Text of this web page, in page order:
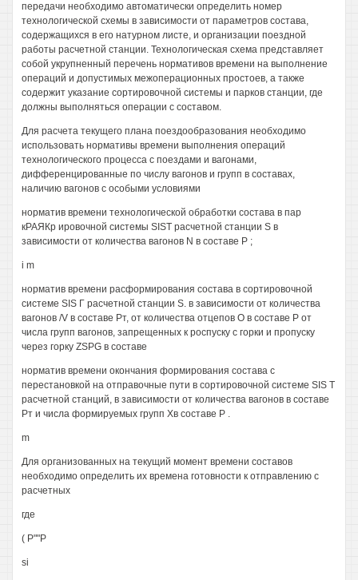
передачи необходимо автоматически определить номер
технологической схемы в зависимости от параметров состава,
содержащихся в его натурном листе, и организации поездной
работы расчетной станции. Технологическая схема представляет
собой укрупненный перечень нормативов времени на выполнение
операций и допустимых межоперационных простоев, а также
содержит указание сортировочной системы и парков станции, где
должны выполняться операции с составом.
Для расчета текущего плана поездообразования необходимо
использовать нормативы времени выполнения операций
технологического процесса с поездами и вагонами,
дифференцированные по числу вагонов и групп в составах,
наличию вагонов с особыми условиями
норматив времени технологической обработки состава в пар
кРАЯКр ировочной системы SIST расчетной станции S в
зависимости от количества вагонов N в составе Р ;
i m
норматив времени расформирования состава в сортировочной
системе SIS Г расчетной станции S. в зависимости от количества
вагонов /V в составе Рт, от количества отцепов О в составе Р от
числа групп вагонов, запрещенных к роспуску с горки и пропуску
через горку ZSPG в составе
норматив времени окончания формирования состава с
перестановкой на отправочные пути в сортировочной системе SIS Т
расчетной станций, в зависимости от количества вагонов в составе
Рт и числа формируемых групп Хв составе Р .
m
Для организованных на текущий момент времени составов
необходимо определить их времена готовности к отправлению с
расчетных
где
( P""P
si